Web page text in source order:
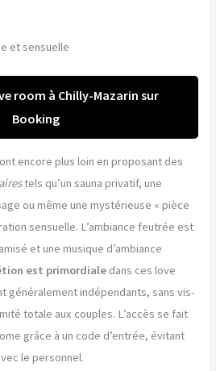
et sensuelle
room à Chilly-Mazarin sur
Booking
encore plus loin en proposant des
tels qu’un sauna privatif, une
ou même une mystérieuse « pièce
sensuelle. L’ambiance feutrée est
et une musique d’ambiance
est primordiale dans ces love
généralement indépendants, sans vis-
totale aux couples. L’accès se fait
grâce à un code d’entrée, évitant
le personnel.